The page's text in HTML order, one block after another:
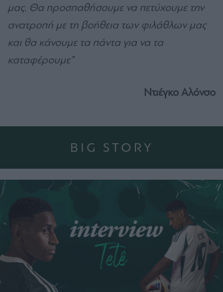
μας. Θα προσπαθήσουμε να πετύχουμε την
ανατροπή με τη βοήθεια των φιλάθλων μας
και θα κάνουμε τα πάντα για να τα
καταφέρουμε”
Ντιέγκο Αλόνσο
BIG STORY